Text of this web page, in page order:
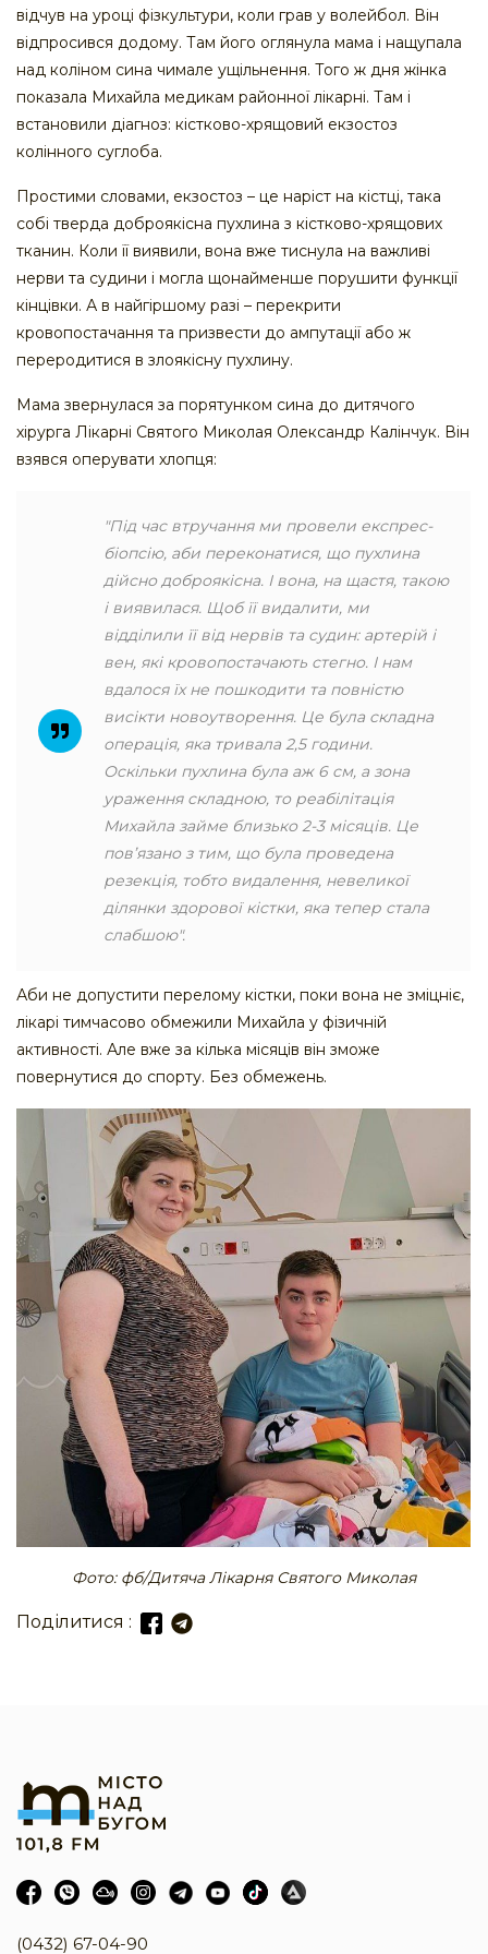
відчув на уроці фізкультури, коли грав у волейбол. Він
відпросився додому. Там його оглянула мама і нащупала
над коліном сина чимале ущільнення. Того ж дня жінка
показала Михайла медикам районної лікарні. Там і
встановили діагноз: кістково-хрящовий екзостоз
колінного суглоба.
Простими словами, екзостоз – це наріст на кістці, така
собі тверда доброякісна пухлина з кістково-хрящових
тканин. Коли її виявили, вона вже тиснула на важливі
нерви та судини і могла щонайменше порушити функції
кінцівки. А в найгіршому разі – перекрити
кровопостачання та призвести до ампутації або ж
переродитися в злоякісну пухлину.
Мама звернулася за порятунком сина до дитячого
хірурга Лікарні Святого Миколая Олександр Калінчук. Він
взявся оперувати хлопця:
"Під час втручання ми провели експрес-
біопсію, аби переконатися, що пухлина
дійсно доброякісна. І вона, на щастя, такою
і виявилася. Щоб її видалити, ми
відділили її від нервів та судин: артерій і
вен, які кровопостачають стегно. І нам
вдалося їх не пошкодити та повністю
висікти новоутворення. Це була складна
операція, яка тривала 2,5 години.
Оскільки пухлина була аж 6 см, а зона
ураження складною, то реабілітація
Михайла займе близько 2-3 місяців. Це
пов’язано з тим, що була проведена
резекція, тобто видалення, невеликої
ділянки здорової кістки, яка тепер стала
слабшою".
Аби не допустити перелому кістки, поки вона не зміцніє,
лікарі тимчасово обмежили Михайла у фізичній
активності. Але вже за кілька місяців він зможе
повернутися до спорту. Без обмежень.
Фото: фб/Дитяча Лікарня Святого Миколая
Поділитися :
(0432) 67-04-90